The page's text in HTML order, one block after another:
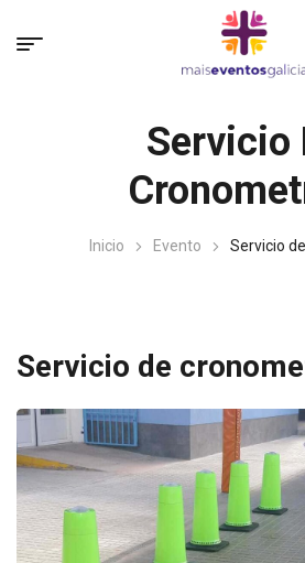
Servicio
Inicio Evento Servicio
Servicio de